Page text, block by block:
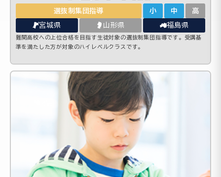
選抜制集団指導 小 中 高
宮城県 山形県 福島県
難関高校への上位合格を目指す生徒対象の選抜制集団指導です。受講基
準を満たした方が対象のハイレベルクラスです。